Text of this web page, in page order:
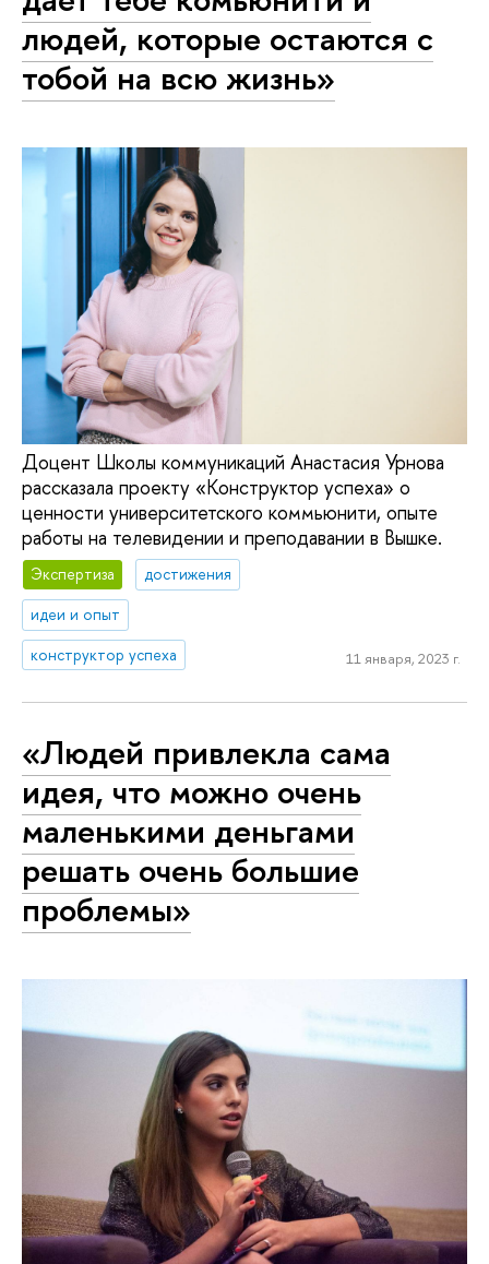
людей, которые остаются с
тобой на всю жизнь»
Доцент Школы коммуникаций Анастасия Урнова
рассказала проекту «Конструктор успеха» о
ценности университетского коммьюнити, опыте
работы на телевидении и преподавании в Вышке.
Экспертиза
достижения
идеи и опыт
конструктор успеха
11 января, 2023 г.
«Людей привлекла сама
идея, что можно очень
маленькими деньгами
решать очень большие
проблемы»